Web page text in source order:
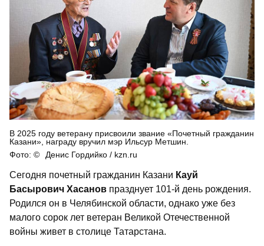
В 2025 году ветерану присвоили звание «Почетный гражданин
Казани», награду вручил мэр Ильсур Метшин.
Денис Гордийко / kzn.ru
Сегодня почетный гражданин Казани Кауй
Басырович Хасанов празднует 101-й день рождения.
Родился он в Челябинской области, однако уже без
малого сорок лет ветеран Великой Отечественной
войны живет в столице Татарстана.